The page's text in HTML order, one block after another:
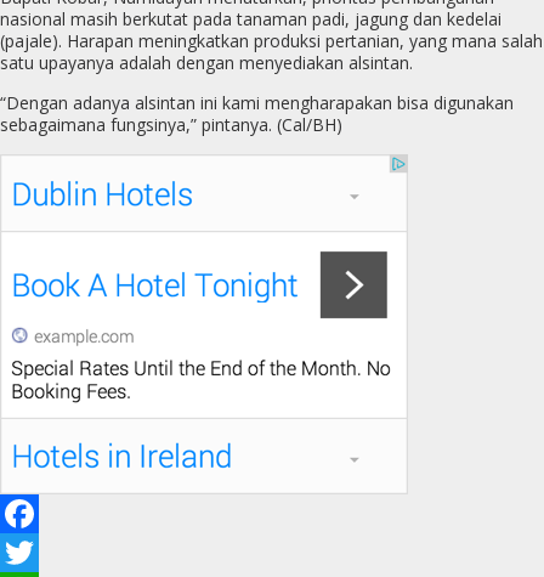
nasional masih berkutat pada tanaman padi, jagung dan kedelai
(pajale). Harapan meningkatkan produksi pertanian, yang mana salah
satu upayanya adalah dengan menyediakan alsintan.
“Dengan adanya alsintan ini kami mengharapakan bisa digunakan
sebagaimana fungsinya,” pintanya. (Cal/BH)
F